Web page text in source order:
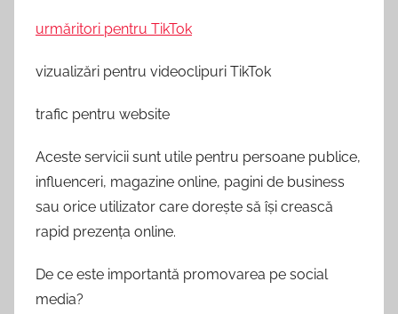
urmăritori pentru TikTok
vizualizări pentru videoclipuri TikTok
trafic pentru website
Aceste servicii sunt utile pentru persoane publice,
influenceri, magazine online, pagini de business
sau orice utilizator care dorește să își crească
rapid prezența online.
De ce este importantă promovarea pe social
media?